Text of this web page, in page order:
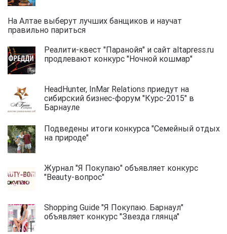
На Алтае выберут лучших банщиков и научат
правильно париться
Реалити-квест "Паранойя" и сайт altapress.ru
продлевают конкурс "Ночной кошмар"
HeadHunter, InMar Relations приедут на
сибирский бизнес-форум "Курс-2015" в
Барнауле
Подведены итоги конкурса "Семейный отдых
на природе"
Журнал "Я Покупаю" объявляет конкурс
"Beauty-вопрос"
Shopping Guide "Я Покупаю. Барнаул"
объявляет конкурс "Звезда глянца"